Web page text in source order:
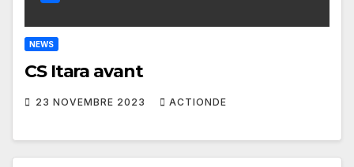
NEWS
CS Itara avant
23 NOVEMBRE 2023 ACTIONDE